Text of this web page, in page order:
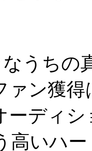
うちの
ァン獲
ーディ
高いハ